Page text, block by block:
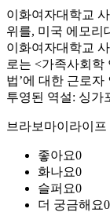
이화여자대학교
위를, 미국 에모리
이화여자대학교
로는 <가족사회학
법’에 대한 근로
투영된 역설: 싱가
브라보마이라이프
좋아요0
화나요0
슬퍼요0
더 궁금해요0